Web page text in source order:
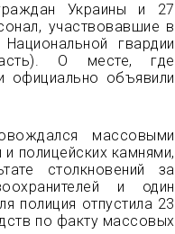
Украины и 27
участвовавшие в
гвардии
О месте, где
официально объявили
массовыми
полицейских камнями,
столкновений за
и один
полиция отпустила 23
по факту массовых